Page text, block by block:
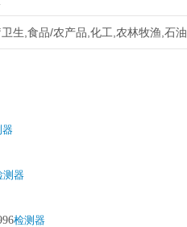
卫生,食品/农产品,化工,农林牧渔,石油
器
测器
检测器